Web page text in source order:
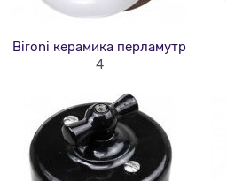
Bironi керамика перламутр
4